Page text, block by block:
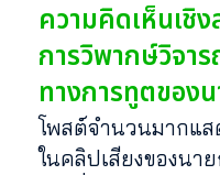
ความคิดเห็นเชิง
การวิพากษ์วิจา
ทางการทูตของ
โพสต์จำนวนมากแส
ในคลิปเสียงของนา